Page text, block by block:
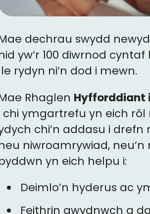
dechrau swydd
yw’r 100 diwrnod
rydyn ni’n dod i mewn.
Rhaglen Hyfforddiant
chi ymgartrefu yn eich rôl
chi’n addasu i
niwroamrywiad,
yn eich helpu i:
Deimlo’n hyderus ac
Feithrin gwydnwch a